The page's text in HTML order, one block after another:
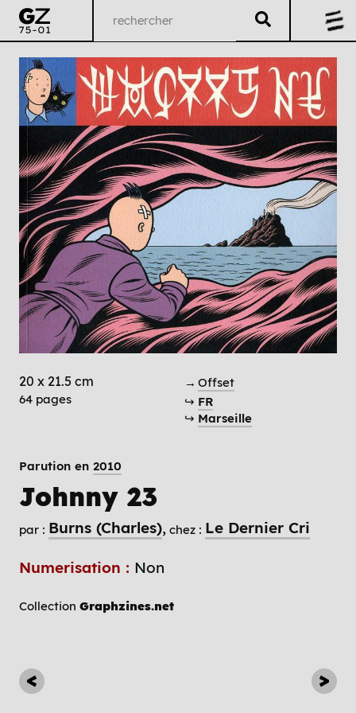
20 x 21.5 cm
64 pages
→ Offset
↪ FR
↪ Marseille
Parution en 2010
Johnny 23
par : Burns (Charles) chez : Le Dernier Cri
Numerisation : Non
Collection Graphzines.net